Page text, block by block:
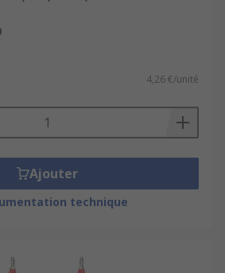
4,26 €/unité
Ajouter
technique